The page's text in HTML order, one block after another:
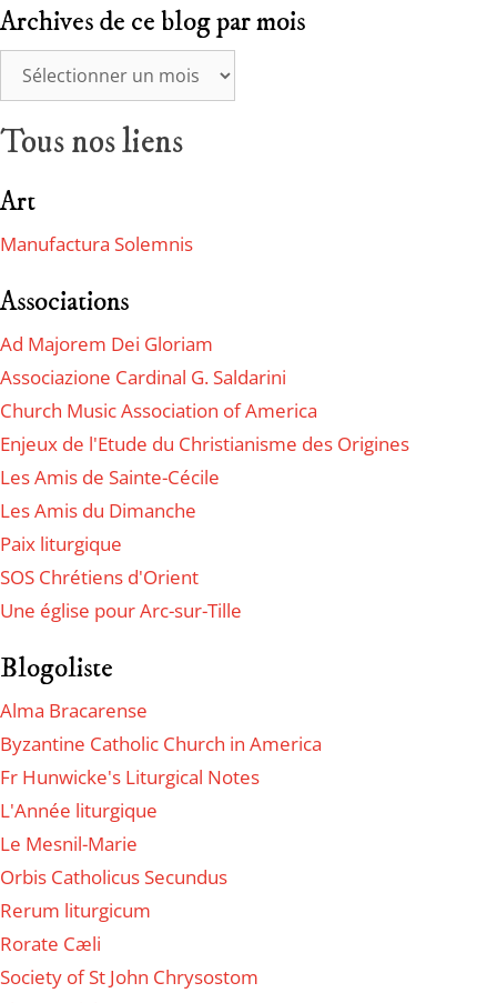
Archives de ce blog par mois
Tous nos liens
Art
Manufactura Solemnis
Associations
Ad Majorem Dei Gloriam
Associazione Cardinal G. Saldarini
Church Music Association of America
Enjeux de l'Etude du Christianisme des Origines
Les Amis de Sainte-Cécile
Les Amis du Dimanche
Paix liturgique
SOS Chrétiens d'Orient
Une église pour Arc-sur-Tille
Blogoliste
Alma Bracarense
Byzantine Catholic Church in America
Fr Hunwicke's Liturgical Notes
L'Année liturgique
Le Mesnil-Marie
Orbis Catholicus Secundus
Rerum liturgicum
Rorate Cæli
Society of St John Chrysostom